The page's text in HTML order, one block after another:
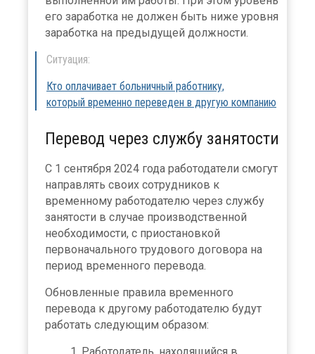
его заработка не должен быть ниже уровня
заработка на предыдущей должности.
Ситуация:
Кто оплачивает больничный работнику,
который временно переведен в другую компанию
Перевод через службу занятости
С 1 сентября 2024 года работодатели смогут
направлять своих сотрудников к
временному работодателю через службу
занятости в случае производственной
необходимости, с приостановкой
первоначального трудового договора на
период временного перевода.
Обновленные правила временного
перевода к другому работодателю будут
работать следующим образом: